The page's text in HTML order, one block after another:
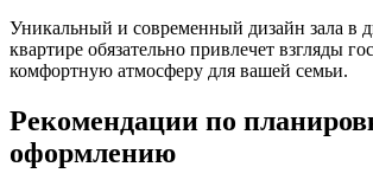
Уникальный и современный дизайн зала в
квартире обязательно привлечет взгляды
комфортную атмосферу для вашей семьи.
Рекомендации по
оформлению